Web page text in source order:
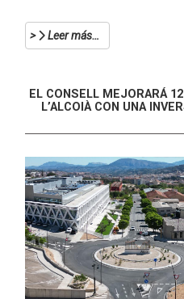
Leer más…
EL CONSELL MEJORARÁ
L’ALCOIÀ CON UNA